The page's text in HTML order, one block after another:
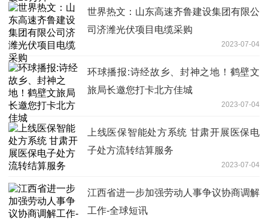
世界热文：山东高速齐鲁建设集团有限公
司济潍光伏项目电缆采购
2023-07-04
环球播报:诗经故乡、封神之地！鹤壁文
旅局长邀您打卡北方佳城
2023-07-04
上线医保智能处方系统 甘肃开展医保电
子处方流转结算服务
2023-07-04
江西省进一步加强劳动人事争议协商调解
工作-全球短讯